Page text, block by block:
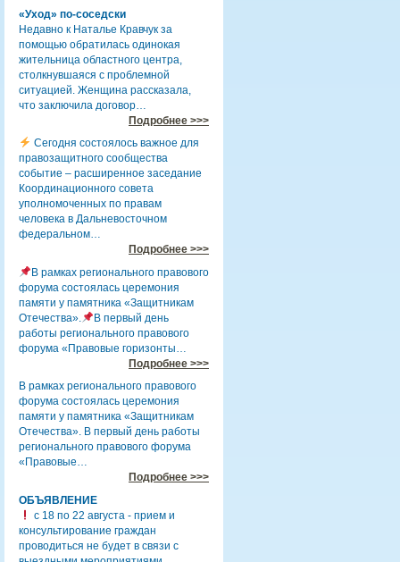
«Уход» по-соседски
Недавно к Наталье Кравчук за
помощью обратилась одинокая
жительница областного центра,
столкнувшаяся с проблемной
ситуацией. Женщина рассказала,
что заключила договор…
Подробнее >>>
Сегодня состоялось важное для
правозащитного сообщества
событие – расширенное заседание
Координационного совета
уполномоченных по правам
человека в Дальневосточном
федеральном…
Подробнее >>>
В рамках регионального правового
форума состоялась церемония
памяти у памятника «Защитникам
Отечества».
В первый день
работы регионального правового
форума «Правовые горизонты…
Подробнее >>>
В рамках регионального правового
форума состоялась церемония
памяти у памятника «Защитникам
Отечества». В первый день работы
регионального правового форума
«Правовые…
Подробнее >>>
ОБЪЯВЛЕНИЕ
с 18 по 22 августа - прием и
консультирование граждан
проводиться не будет в связи с